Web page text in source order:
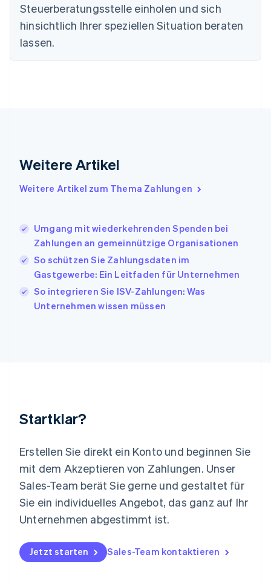
Steuerberatungsstelle einholen und sich
hinsichtlich Ihrer speziellen Situation beraten
lassen.
Weitere Artikel
Weitere Artikel zum Thema Zahlungen
Umgang mit wiederkehrenden Spenden bei
Zahlungen an gemeinnützige Organisationen
So schützen Sie Zahlungsdaten im
Gastgewerbe: Ein Leitfaden für Unternehmen
So integrieren Sie ISV-Zahlungen: Was
Unternehmen wissen müssen
Startklar?
Erstellen Sie direkt ein Konto und beginnen Sie
mit dem Akzeptieren von Zahlungen. Unser
Sales-Team berät Sie gerne und gestaltet für
Sie ein individuelles Angebot, das ganz auf Ihr
Unternehmen abgestimmt ist.
Jetzt starten Sales-Team kontaktieren
简体中文English
Finnland
Frankreich
FrançaisEnglish
English
Italien
Italiano English
EnglishFrançais
Kroatien
EnglishItaliano
Lettland
English
Liechtenstein
DeutschEnglish
Mexiko
English
Niederlande
Nederlands English
Norwegen
English
Österreich
Polen
English
Portugal